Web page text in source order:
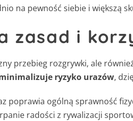
na pewność siebie i większą
zasad i
przebieg rozgrywki, ale
ryzyko urazów,
poprawia ogólną sprawność
radości z rywalizacji